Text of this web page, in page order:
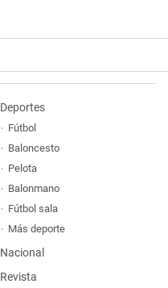
Deportes
Fútbol
Baloncesto
Pelota
Balonmano
Fútbol sala
Más deporte
Nacional
Revista